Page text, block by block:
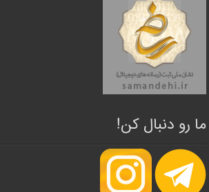
ما رو دنبال کن!